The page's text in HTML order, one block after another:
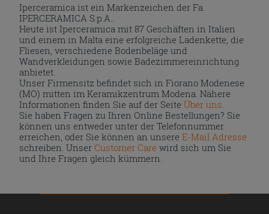
Iperceramica ist ein Markenzeichen der Fa.
IPERCERAMICA S.p.A..
Heute ist Iperceramica mit 87 Geschäften in Italien
und einem in Malta eine erfolgreiche Ladenkette, die
Fliesen, verschiedene Bodenbeläge und
Wandverkleidungen sowie Badezimmereinrichtung
anbietet.
Unser Firmensitz befindet sich in Fiorano Modenese
(MO) mitten im Keramikzentrum Modena. Nähere
Informationen finden Sie auf der Seite Über uns
Sie haben Fragen zu Ihren Online Bestellungen? Sie
können uns entweder unter der Telefonnummer
erreichen, oder Sie können an unsereE-Mail Adresse
schreiben. UnserCustomer Care wird sich um Sie
und Ihre Fragen gleich kümmern.